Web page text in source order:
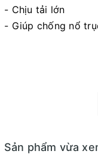
- Chịu tải lớn
- Giúp chống nổ
Sản phẩm vừa